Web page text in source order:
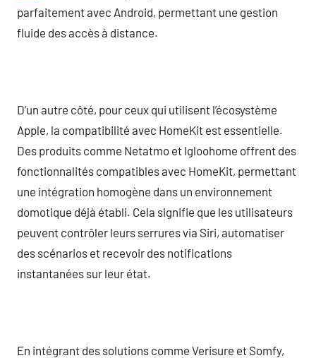
parfaitement avec Android, permettant une gestion
fluide des accès à distance.
D’un autre côté, pour ceux qui utilisent l’écosystème
Apple, la compatibilité avec HomeKit est essentielle.
Des produits comme Netatmo et Igloohome offrent des
fonctionnalités compatibles avec HomeKit, permettant
une intégration homogène dans un environnement
domotique déjà établi. Cela signifie que les utilisateurs
peuvent contrôler leurs serrures via Siri, automatiser
des scénarios et recevoir des notifications
instantanées sur leur état.
En intégrant des solutions comme Verisure et Somfy,